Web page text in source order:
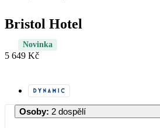
Bristol Hotel
Novinka
5 649 Kč
Osoby: 2 dospělí